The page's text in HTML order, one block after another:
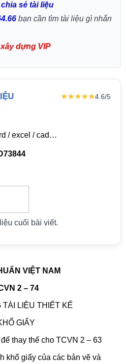
sẻ tài liệu
bạn cần tìm tài liệu gì nhắn
dựng VIP
★★★★★4.6/5
/ excel / cad…
cuối bài viết.
VIỆT NAM
2 – 74
TÀI LIỆU THIẾT KẾ
GIẤY
thay thế cho TCVN 2 – 63
khổ giấy của các bản vẽ và